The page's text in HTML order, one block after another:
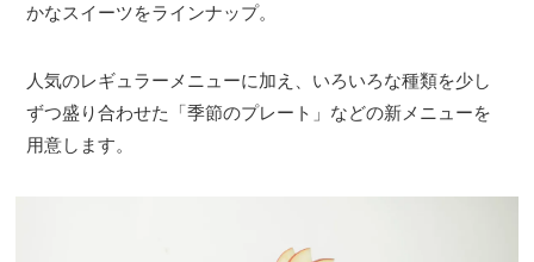
かなスイーツをラインナップ。
人気のレギュラーメニューに加え、いろいろな種類を少し
ずつ盛り合わせた「季節のプレート」などの新メニューを
用意します。